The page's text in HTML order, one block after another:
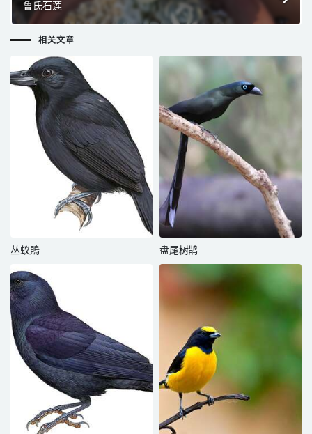
鲁氏石莲
相关文章
丛蚁鵙 盘尾树鹊